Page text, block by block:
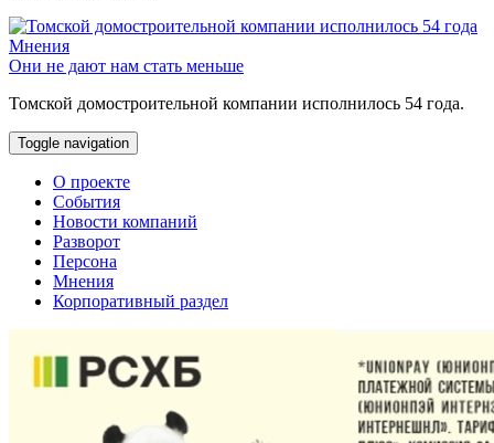
Мнения
Они не дают нам стать меньше
Томской домостроительной компании исполнилось 54 года.
Toggle navigation
О проекте
События
Новости компаний
Разворот
Персона
Мнения
Корпоративный раздел